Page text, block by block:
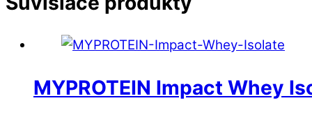
MYPROTEIN Impact Whey